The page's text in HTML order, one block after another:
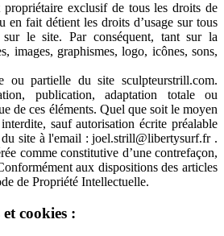
exclusif de tous les droits de
en fait détient les droits d’usage sur tous
sur le site. Par conséquent, tant sur la
images, graphismes, logo, icônes, sons,
ou partielle du site sculpteurstrill.com.
publication, adaptation totale ou
de ces éléments. Quel que soit le moyen
sauf autorisation écrite préalable
site à l'email : joel.strill@libertysurf.fr .
comme constitutive d’une contrefaçon,
aux dispositions des articles
de Propriété Intellectuelle.
cookies :